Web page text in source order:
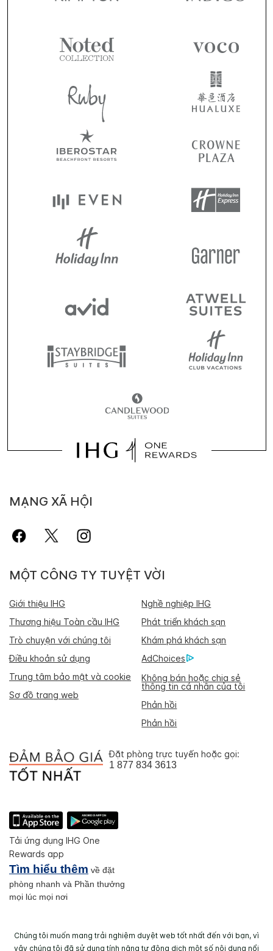
MẠNG XÃ HỘI
MỘT CÔNG TY TUYỆT VỜI
Giới thiệu IHG
Nghề nghiệp IHG
Thương hiệu Toàn cầu IHG
Phát triển khách sạn
Trò chuyện với chúng tôi
Khám phá khách sạn
Điều khoản sử dụng
AdChoices
Trung tâm bảo mật và cookie
Không bán hoặc chia sẻ
thông tin cá nhân của tôi
Sơ đồ trang web
Phản hồi
Phản hồi
Đặt phòng trực tuyến hoặc gọi:
1 877 834 3613
Tải ứng dụng IHG One
Rewards app
Tìm hiểu thêm về đặt
phòng nhanh và Phần thưởng
mọi lúc mọi nơi
Chúng tôi muốn mang trải nghiệm duyệt web tốt nhất đến với bạn, vì
vậy chúng tôi đã sử dụng tính năng tự động dịch một số nội dung nổi